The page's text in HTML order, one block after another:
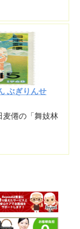
ぶぎりんせ
麦僊の「舞妓林